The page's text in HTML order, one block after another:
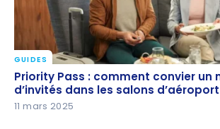
Priority Pass : comment convier un
d’invités dans les salons d’aéroport ?
GUIDES
Priority Pass : comment convier un
d’invités dans les salons d’aéroport
11 mars 2025